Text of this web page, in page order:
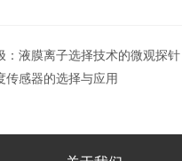
：液膜离子选择技术的微观探针
传感器的选择与应用